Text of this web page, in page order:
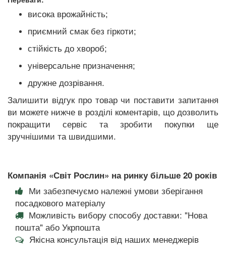
висока врожайність;
приємний смак без гіркоти;
стійкість до хвороб;
універсальне призначення;
дружне дозрівання.
Залишити відгук про товар чи поставити запитання
ви можете нижче в розділі коментарів, що дозволить
покращити сервіс та зробити покупки ще
зручнішими та швидшими.
Компанія «Світ Рослин» на ринку більше 20 років
Ми забезпечуємо належні умови зберігання
посадкового матеріалу
Можливість вибору способу доставки: "Нова
пошта" або Укрпошта
Якісна консультація від наших менеджерів